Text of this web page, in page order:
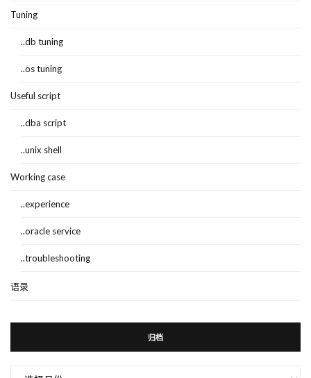
Tuning
..db tuning
..os tuning
Useful script
..dba script
..unix shell
Working case
..experience
..oracle service
..troubleshooting
语录
归档